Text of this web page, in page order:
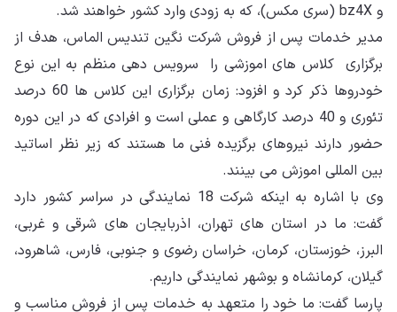
و bz4X (سری مکس)، که به زودی وارد کشور خواهند شد.
مدیر خدمات پس از فروش شرکت نگین تندیس الماس، هدف از
برگزاری کلاس های اموزشی را سرویس دهی منظم به این نوع
خودروها ذکر کرد و افزود: زمان برگزاری این کلاس ها 60 درصد
تئوری و 40 درصد کارگاهی و عملی است و افرادی که در این دوره
حضور دارند نیروهای برگزیده فنی ما هستند که زیر نظر اساتید
بین المللی اموزش می بینند.
وی با اشاره به اینکه شرکت 18 نمایندگی در سراسر کشور دارد
گفت: ما در استان های تهران، اذربایجان های شرقی و غربی،
البرز، خوزستان، کرمان، خراسان رضوی و جنوبی، فارس، شاهرود،
گیلان، کرمانشاه و بوشهر نمایندگی داریم.
پارسا گفت: ما خود را متعهد به خدمات پس از فروش مناسب و